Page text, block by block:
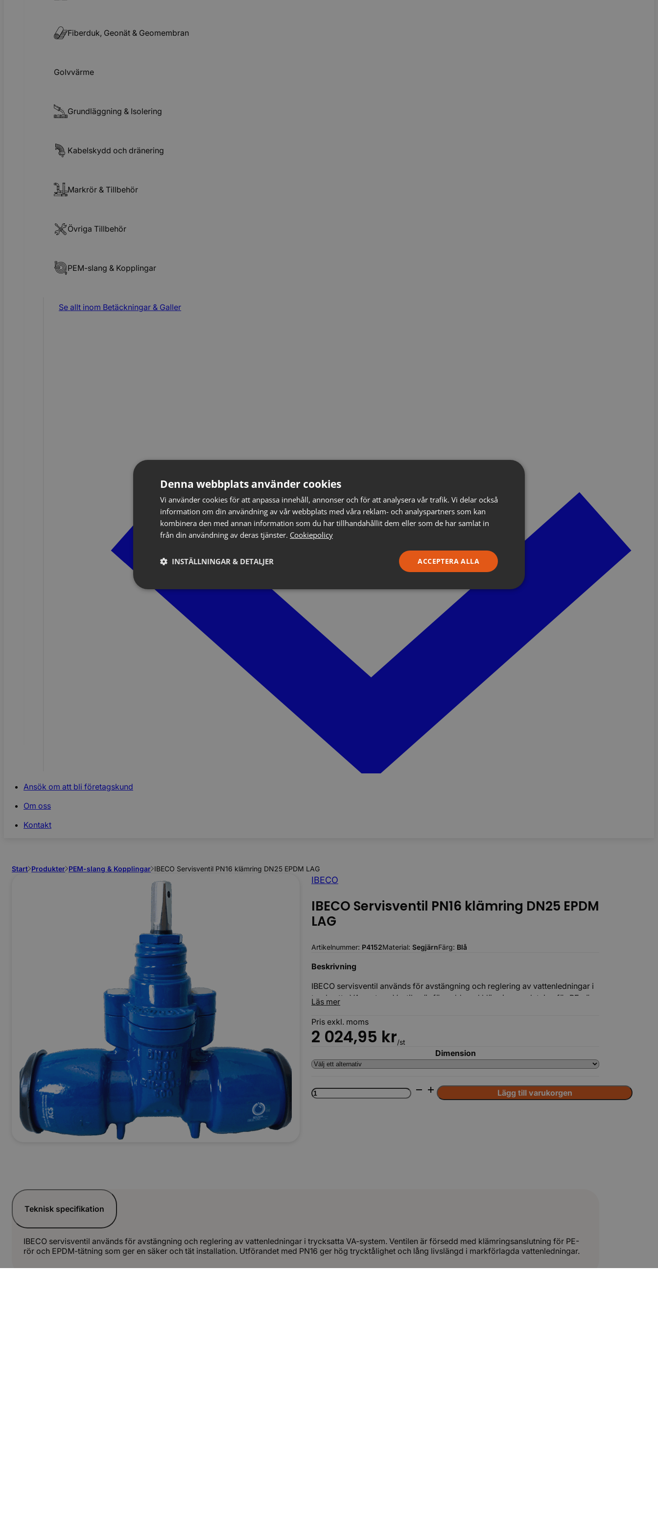
Fiberduk, Geonät & Geomembran
Golvvärme
Grundläggning & Isolering
Kabelskydd och dränering
Markrör & Tillbehör
Övriga Tillbehör
PEM-slang & Kopplingar
Se allt inom Betäckningar & Galler
Betong & Stenprodukter
Ansök om att bli företagskund
Om oss
Kontakt
Start Produkter PEM-slang & Kopplingar IBECO Servisventil PN16 klämring DN25 EPDM LAG
IBECO
IBECO Servisventil PN16 klämring DN25 EPDM
LAG
Artikelnummer: P4152Material: SegjärnFärg: Blå
Beskrivning
IBECO servisventil används för avstängning och reglering av vattenledningar i
trycksatta VA-system. Ventilen är försedd med klämringsanslutning för PE-rör
ger hög trycktålighet och lång livslängd i markförlagda vattenledningar.
Läs mer
Pris exkl. moms
2 024,95 kr/st
Dimension
IBECO
Servisventil
Lägg till varukorgen
Teknisk specifikation
IBECO servisventil används för avstängning och reglering av vattenledningar i trycksatta VA-system. Ventilen är försedd med klämringsanslutning för PE-
rör och EPDM-tätning som ger en säker och tät installation. Utförandet med PN16 ger hög trycktålighet och lång livslängd i markförlagda vattenledningar.
Denna webbplats använder cookies
Vi använder cookies för att anpassa innehåll, annonser och för att analysera vår trafik. Vi delar också
information om din användning av vår webbplats med våra reklam- och analyspartners som kan
kombinera den med annan information som du har tillhandahållit dem eller som de har samlat in
från din användning av deras tjänster. Cookiepolicy
ACCEPTERA ALLA
INSTÄLLNINGAR & DETALJER